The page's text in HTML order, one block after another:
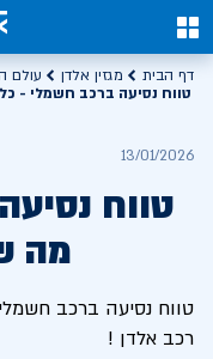
0
דף הבית מגזין אלדן עולם
טווח נסיעה ברכב חשמלי -
13/01/2026
טווח
מה
טווח נסיעה ברכב
רכב אלדן !